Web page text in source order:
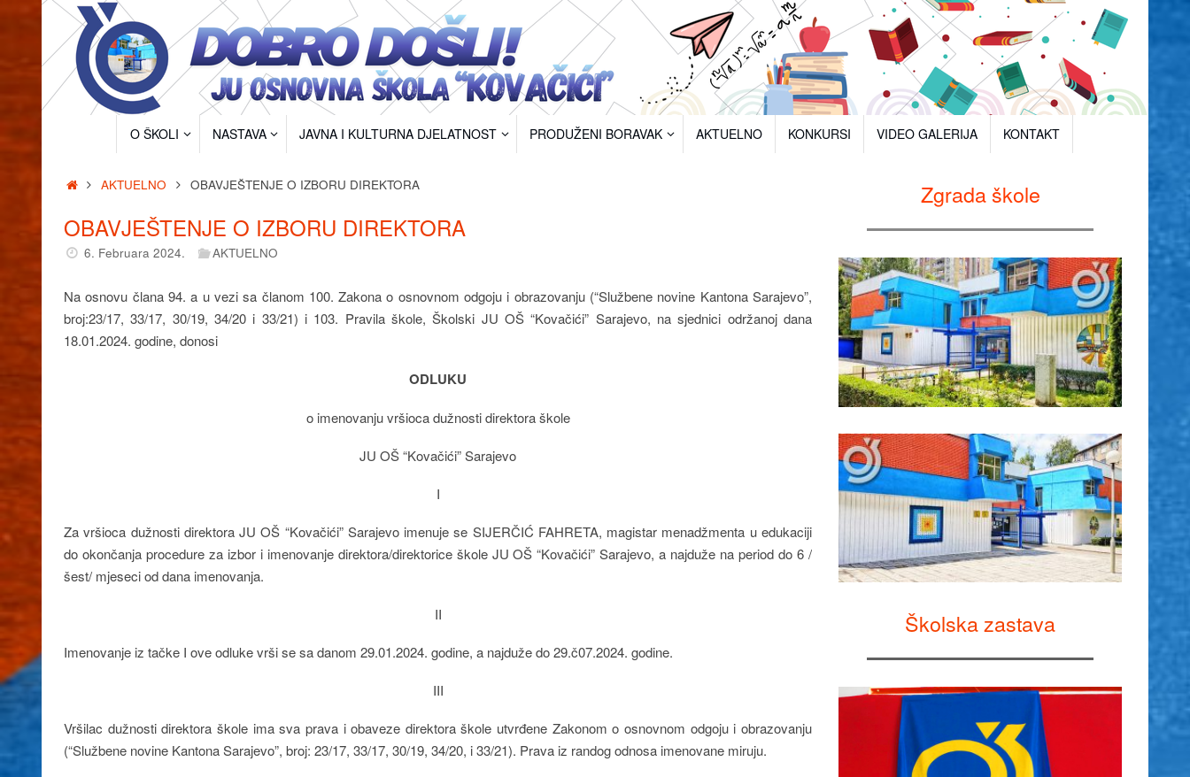
O ŠKOLI NASTAVA JAVNA I KULTURNA DJELATNOST PRODUŽENI BORAVAK AKTUELNO KONKURSI VIDEO GALERIJA KONTAKT
HomeAKTUELNO OBAVJEŠTENJE O IZBORU DIREKTORA
OBAVJEŠTENJE O IZBORU DIREKTORA
6. Februara 2024. AKTUELNO
Na osnovu člana 94. a u vezi sa članom 100. Zakona o osnovnom odgoju i obrazovanju (“Službene novine Kantona Sarajevo”,
broj:23/17, 33/17, 30/19, 34/20 i 33/21) i 103. Pravila škole, Školski JU OŠ “Kovačići” Sarajevo, na sjednici održanoj dana
18.01.2024. godine, donosi
ODLUKU
o imenovanju vršioca dužnosti direktora škole
JU OŠ “Kovačići” Sarajevo
I
Za vršioca dužnosti direktora JU OŠ “Kovačići” Sarajevo imenuje se SIJERČIĆ FAHRETA, magistar menadžmenta u edukaciji
do okončanja procedure za izbor i imenovanje direktora/direktorice škole JU OŠ “Kovačići” Sarajevo, a najduže na period do 6 /
šest/ mjeseci od dana imenovanja.
II
Imenovanje iz tačke I ove odluke vrši se sa danom 29.01.2024. godine, a najduže do 29.č07.2024. godine.
III
Vršilac dužnosti direktora škole ima sva prava i obaveze direktora škole utvrđene Zakonom o osnovnom odgoju i obrazovanju
(“Službene novine Kantona Sarajevo”, broj: 23/17, 33/17, 30/19, 34/20, i 33/21). Prava iz randog odnosa imenovane miruju.
Zgrada škole
Školska zastava